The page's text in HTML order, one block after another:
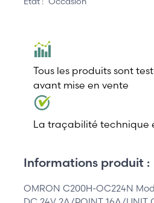
Tous les produits sont
avant mise en vente
La traçabilité technique
Informations produit :
OMRON C200H-OC224N